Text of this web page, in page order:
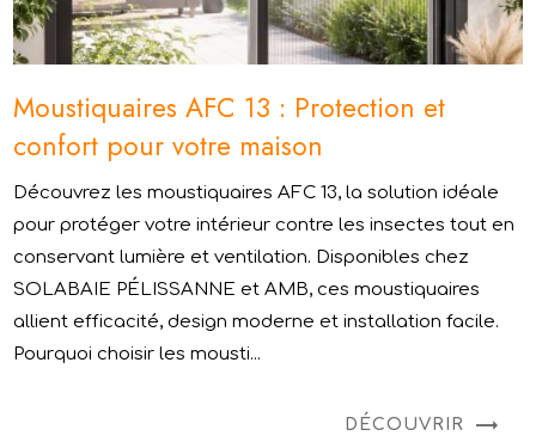
Moustiquaires AFC 13 : Protection et
confort pour votre maison
Découvrez les moustiquaires AFC 13, la solution idéale
pour protéger votre intérieur contre les insectes tout en
conservant lumière et ventilation. Disponibles chez
SOLABAIE PÉLISSANNE et AMB, ces moustiquaires
allient efficacité, design moderne et installation facile.
Pourquoi choisir les mousti...
DÉCOUVRIR